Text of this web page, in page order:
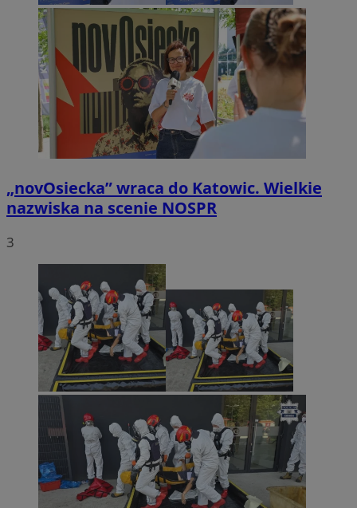
„novOsiecka” wraca do Katowic. Wielkie
nazwiska na scenie NOSPR
3